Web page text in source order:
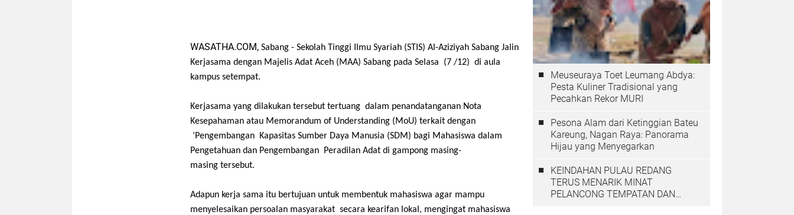
WASATHA.COM, Sabang - Sekolah Tinggi Ilmu Syariah (STIS) Al-Aziziyah Sabang Jalin
Kerjasama dengan Majelis Adat Aceh (MAA) Sabang pada Selasa (7 /12) di aula
kampus setempat.
Kerjasama yang dilakukan tersebut tertuang dalam penandatanganan Nota
Kesepahaman atau Memorandum of Understanding (MoU) terkait dengan
‘Pengembangan Kapasitas Sumber Daya Manusia (SDM) bagi Mahasiswa dalam
Pengetahuan dan Pengembangan Peradilan Adat di gampong masing-
masing tersebut.
Adapun kerja sama itu bertujuan untuk membentuk mahasiswa agar mampu
menyelesaikan persoalan masyarakat secara kearifan lokal , mengingat mahasiswa
Meuseuraya Toet Leumang Abdya:
Pesta Kuliner Tradisional yang
Pecahkan Rekor MURI
Pesona Alam dari Ketinggian Bateu
Kareung, Nagan Raya: Panorama
Hijau yang Menyegarkan
KEINDAHAN PULAU REDANG
TERUS MENARIK MINAT
PELANCONG TEMPATAN DAN